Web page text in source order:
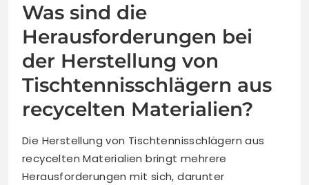
Was sind die
Herausforderungen bei
der Herstellung von
Tischtennisschlägern aus
recycelten Materialien?
Die Herstellung von Tischtennisschlägern aus
recycelten Materialien bringt mehrere
Herausforderungen mit sich, darunter